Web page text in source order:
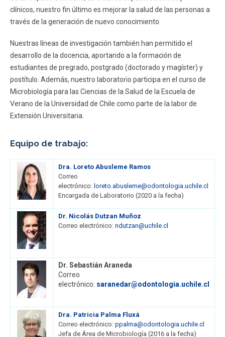
clínicos, nuestro fin último es mejorar la salud de las personas a
través de la generación de nuevo conocimiento.
Nuestras líneas de investigación también han permitido el
desarrollo de la docencia, aportando a la formación de
estudiantes de pregrado, postgrado (doctorado y magíster) y
postítulo. Además, nuestro laboratorio participa en el curso de
Microbiología para las Ciencias de la Salud de la Escuela de
Verano de la Universidad de Chile como parte de la labor de
Extensión Universitaria.
Equipo de trabajo:
Dra. Loreto Abusleme Ramos
Correo
electrónico: loreto.abusleme@odontologia.uchile.cl
Encargada de Laboratorio (2020 a la fecha)
Dr. Nicolás Dutzan Muñoz
Correo electrónico: ndutzan@uchile.cl
Dr. Sebastián Araneda
Correo
electrónico: saranedar@odontologia.uchile.cl
Dra. Patricia Palma Fluxá
Correo electrónico: ppalma@odontologia.uchile.cl
Jefa de Área de Microbiología (2016 a la fecha)